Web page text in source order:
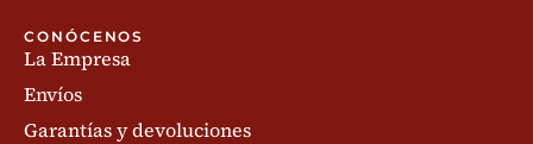
CONÓCENOS
La Empresa
Envíos
Garantías y devoluciones